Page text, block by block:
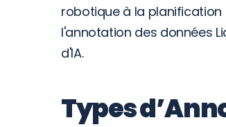
robotique à la planification
l'annotation des données
d'IA.
Types